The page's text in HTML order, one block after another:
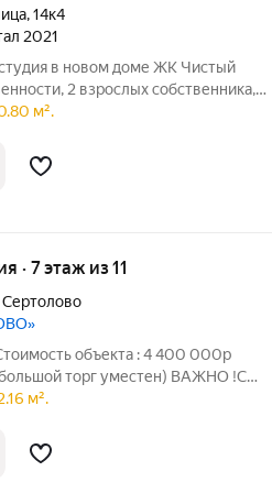
,14к4
2021
в новом доме ЖК Чистый
2 взрослых собственника,
погашена полностью,
м².
· 7 этаж из 11
объекта : 4 400 000р
торг уместен) ВАЖНО !С
Box На 7 этаже ,11 этажного дома
м².